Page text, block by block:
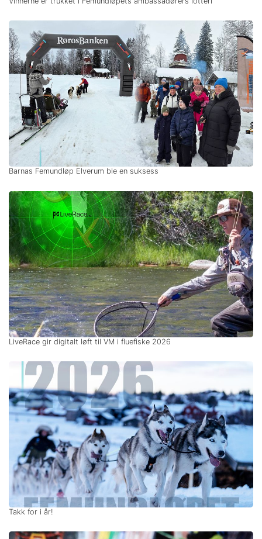
Barnas Femundløp Elverum ble en suksess
LiveRace gir digitalt løft til VM i fluefiske 2026
Takk for i år!